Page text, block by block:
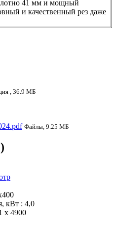
41 мм и мощный
и качественный рез даже
, 36.9 МБ
Файлы, 9.25 МБ
кВт : 4,0
х 4900